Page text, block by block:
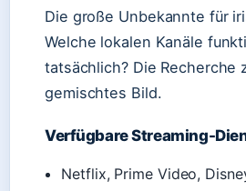
Die große Unbekannte für
Welche lokalen Kanäle
tatsächlich? Die Recherche
gemischtes Bild.
Verfügbare Streaming-
Netflix, Prime Video,